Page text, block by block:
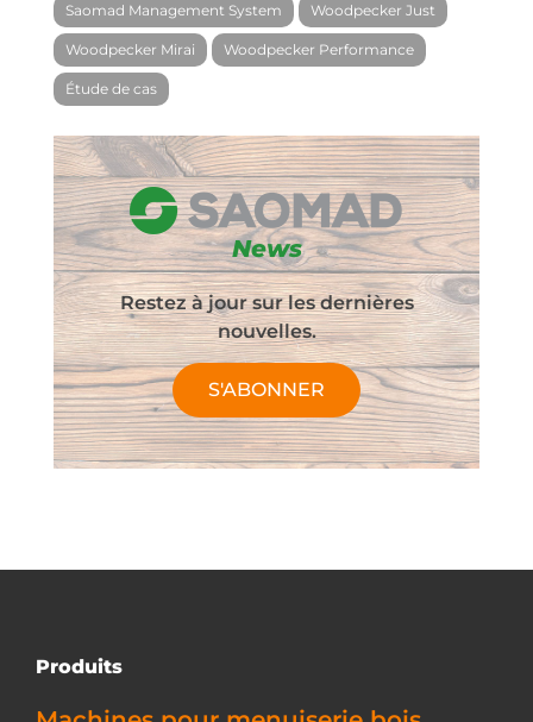
Saomad Management System Woodpecker Just
Woodpecker Mirai Woodpecker Performance
Étude de cas
News
Restez à jour sur les dernières
nouvelles.
S'ABONNER
Produits